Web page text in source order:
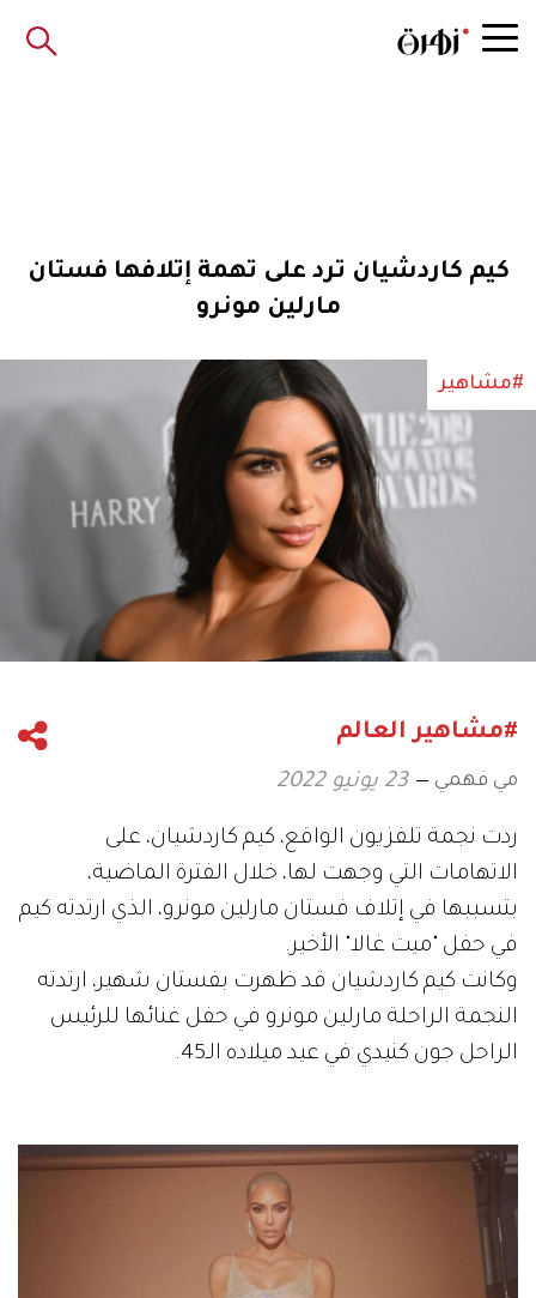
كيم كاردشيان ترد على تهمة إتلافها فستان
مارلين مونرو
#مشاهير
#مشاهير العالم
مي فهمي 23 يونيو 2022
ردت نجمة تلفزيون الواقع، كيم كاردشيان، على
الاتهامات التي وجهت لها، خلال الفترة الماضية،
بتسببها في إتلاف فستان مارلين مونرو، الذي ارتدته كيم
في حفل "ميت غالا" الأخير.
وكانت كيم كاردشيان قد ظهرت بفستان شهير، ارتدته
النجمة الراحلة مارلين مونرو في حفل غنائها للرئيس
الراحل جون كنيدي في عيد ميلاده الـ45.